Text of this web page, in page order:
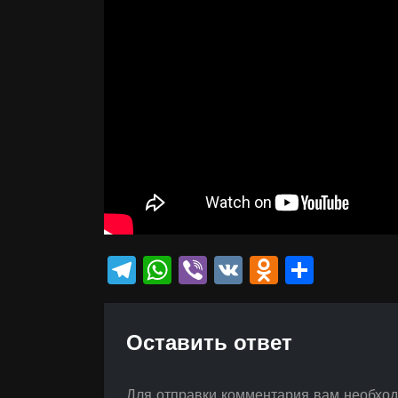
Telegram
WhatsApp
Viber
VK
Оставить ответ